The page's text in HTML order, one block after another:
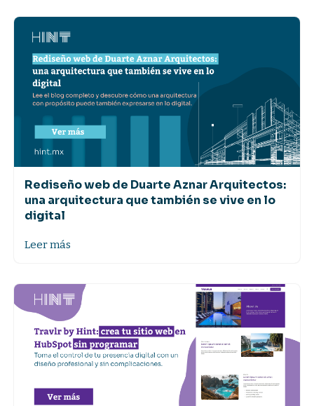
Rediseño web de Duarte Aznar Arquitectos:
una arquitectura que también se vive en lo
digital
Leer más